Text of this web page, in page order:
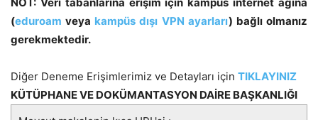
(eduroam veya kampüs dışı VPN ayarları) bağlı olmanız
gerekmektedir.
Diğer Deneme Erişimlerimiz ve Detayları için TIKLAYINIZ
KÜTÜPHANE VE DOKÜMANTASYON DAİRE BAŞKANLIĞI